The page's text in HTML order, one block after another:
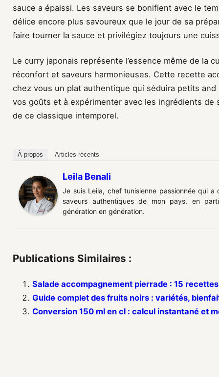
sauce a épaissi. Les saveurs se bonifient avec le
délice encore plus savoureux que le jour de sa
faire tourner la sauce et privilégiez toujours une
Le curry japonais représente l’essence même de la
réconfort et saveurs harmonieuses. Cette recette
chez vous un plat authentique qui séduira petits and
vos goûts et à expérimenter avec les ingrédients
de ce classique intemporel.
À propos Articles récents
Leila Benali
Je suis Leila, chef tunisienne passionnée qui
saveurs authentiques de mon pays, en
génération en génération.
Publications Similaires :
Salade accompagnement pierrade : 15
Guide complet des fruits noirs : variétés,
Conversion 150 ml en cl : calcul instantané et